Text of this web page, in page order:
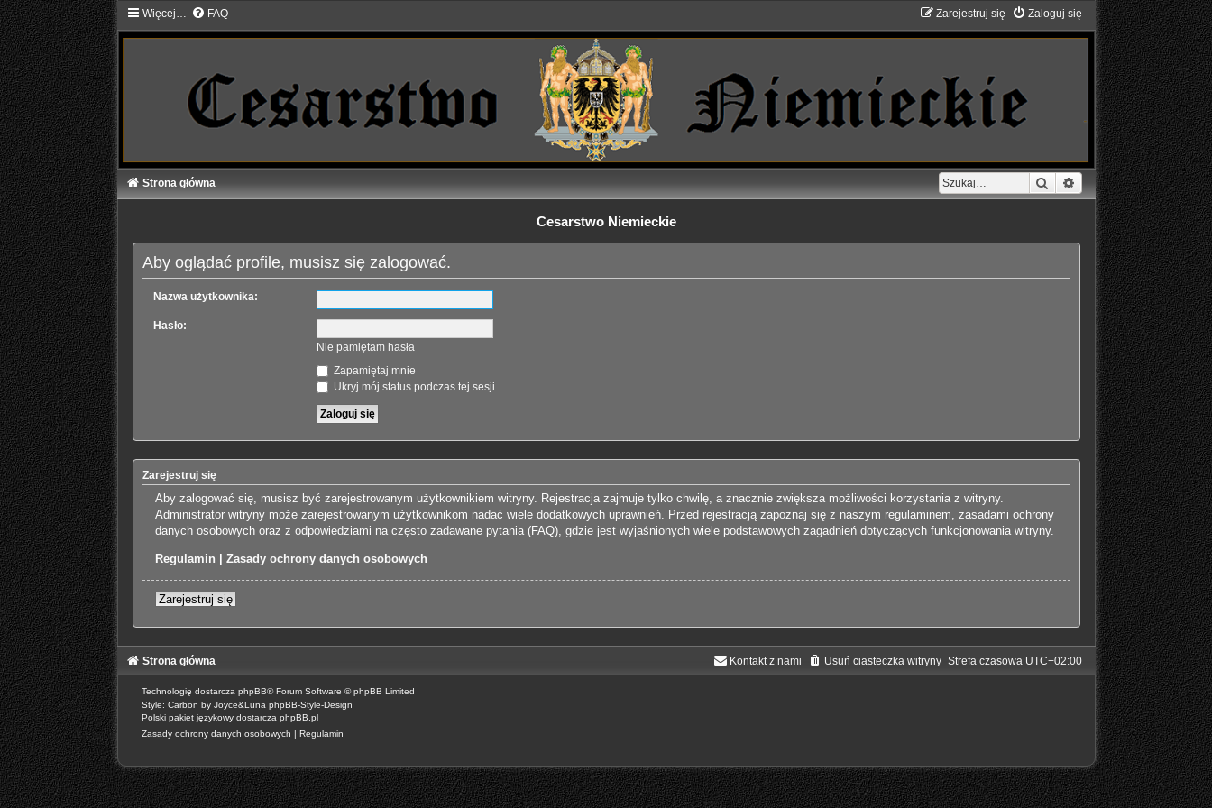
Więcej… FAQ Zaloguj się
Zarejestruj się
Szukaj Wyszukiwanie
Strona główna
Cesarstwo Niemieckie
Aby oglądać profile, musisz się zalogować.
Nazwa użytkownika:
Hasło:
Nie pamiętam hasła
Zapamiętaj mnie
Ukryj mój status podczas tej sesji
Zarejestruj się
Aby zalogować się, musisz być zarejestrowanym użytkownikiem witryny. Rejestracja zajmuje tylko chwilę, a znacznie zwiększa możliwości korzystania z witryny.
Administrator witryny może zarejestrowanym użytkownikom nadać wiele dodatkowych uprawnień. Przed rejestracją zapoznaj się z naszym regulaminem, zasadami ochrony
danych osobowych oraz z odpowiedziami na często zadawane pytania (FAQ), gdzie jest wyjaśnionych wiele podstawowych zagadnień dotyczących funkcjonowania witryny.
Regulamin |Zasady ochrony danych osobowych
Zarejestruj się
Strona główna Strefa czasowa UTC+02:00
Usuń ciasteczka witryny
Kontakt z nami
Technologię dostarcza phpBB® Forum Software © phpBB Limited
Style: Carbon by Joyce&Luna phpBB-Style-Design
Polski pakiet językowy dostarcza phpBB.pl
Zasady ochrony danych osobowych | Regulamin